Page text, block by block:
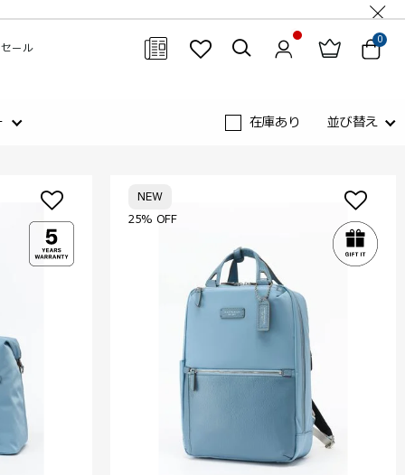
セール
0
閉じる在庫あり 並び替え
25% OFF
NEW